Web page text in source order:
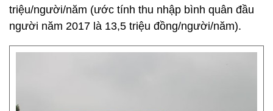
triệu/người/năm (ước tính thu nhập bình quân đầu
người năm 2017 là 13,5 triệu đồng/người/năm).